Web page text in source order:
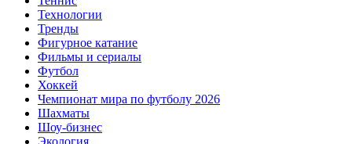
Технологии
Тренды
Фигурное катание
Фильмы и сериалы
Футбол
Хоккей
Чемпионат мира по футболу 2026
Шахматы
Шоу-бизнес
Экология